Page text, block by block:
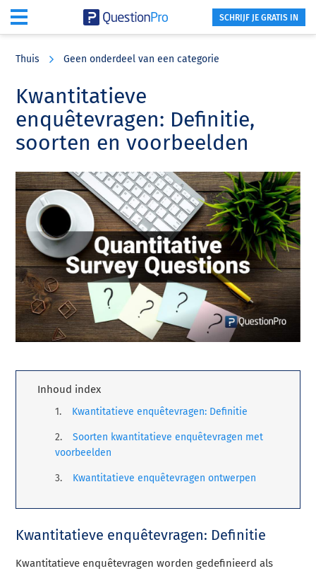
content
sidebar
SCHRIJF JE GRATIS IN
Thuis Geen onderdeel van een categorie
Kwantitatieve
enquêtevragen: Definitie,
soorten en voorbeelden
Inhoud index
Kwantitatieve enquêtevragen: Definitie
Soorten kwantitatieve enquêtevragen met
voorbeelden
Kwantitatieve enquêtevragen ontwerpen
Kwantitatieve enquêtevragen: Definitie
Kwantitatieve enquêtevragen worden gedefinieerd als